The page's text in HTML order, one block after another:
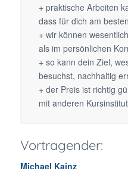
+ praktische Arbeiten
dass für dich am
+ wir können
als im persönlichen
+ so kann dein Ziel,
besuchst, nachhaltig
+ der Preis ist richtig
mit anderen
Vortragender:
Michael Kainz